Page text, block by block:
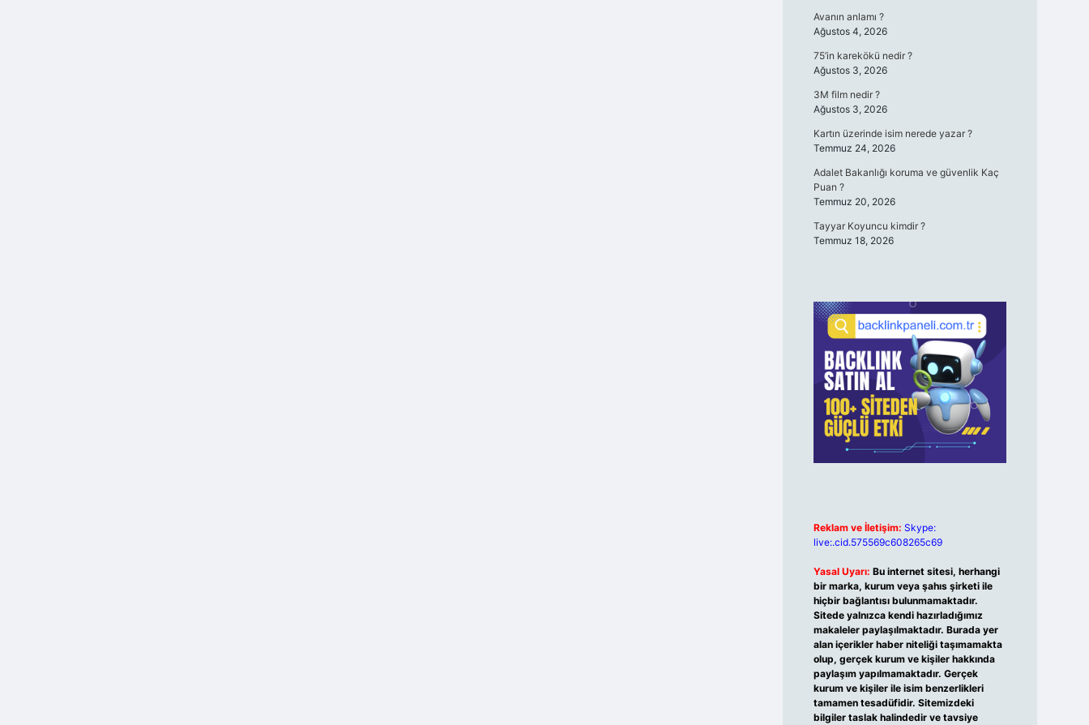
Avanın anlamı ?
Ağustos 4, 2026
75’in karekökü nedir ?
Ağustos 3, 2026
3M film nedir ?
Ağustos 3, 2026
Kartın üzerinde isim nerede yazar ?
Temmuz 24, 2026
Adalet Bakanlığı koruma ve güvenlik Kaç
Puan ?
Temmuz 20, 2026
Tayyar Koyuncu kimdir ?
Temmuz 18, 2026
Reklam ve İletişim: Skype:
live:.cid.575569c608265c69
Yasal Uyarı: Bu internet sitesi, herhangi
bir marka, kurum veya şahıs şirketi ile
hiçbir bağlantısı bulunmamaktadır.
Sitede yalnızca kendi hazırladığımız
makaleler paylaşılmaktadır. Burada yer
alan içerikler haber niteliği taşımamakta
olup, gerçek kurum ve kişiler hakkında
paylaşım yapılmamaktadır. Gerçek
kurum ve kişiler ile isim benzerlikleri
tamamen tesadüfidir. Sitemizdeki
bilgiler taslak halindedir ve tavsiye